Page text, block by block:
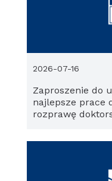
Zaproszenie do
najlepsze prace
rozprawę
2026-07-16